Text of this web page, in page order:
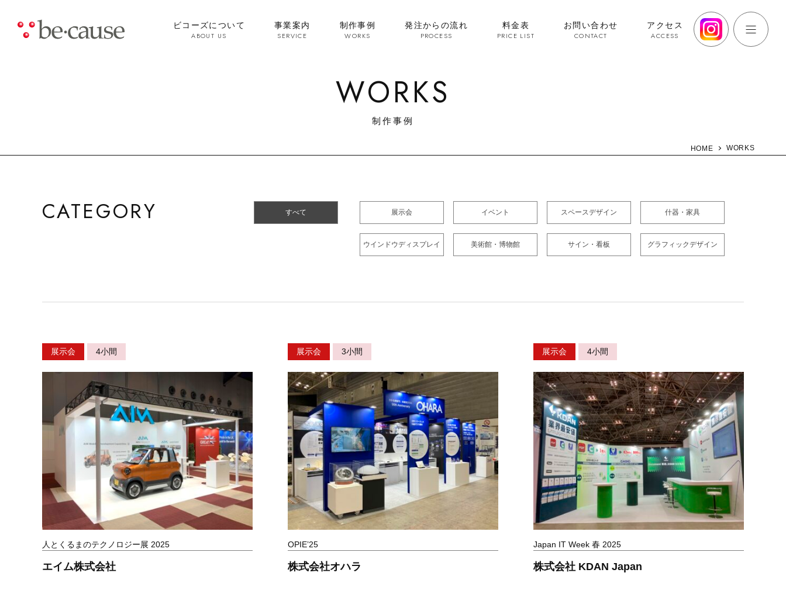
ビコーズについて
ABOUT US
事業案内
SERVICE
制作事例
WORKS
発注からの流れ
PROCESS
料金表
PRICE LIST
お問い合わせ
CONTACT
アクセス
ACCESS
WORKS
制作事例
HOME WORKS
CATEGORY すべて 展示会 イベント スペースデザイン 什器・家具
ウインドウディスプレイ 美術館・博物館 サイン・看板 グラフィックデザイン
展示会 4小間
人とくるまのテクノロジー展 2025
エイム株式会社
展示会 3小間
OPIE’25
株式会社オハラ
展示会 4小間
Japan IT Week 春 2025
株式会社 KDAN Japan